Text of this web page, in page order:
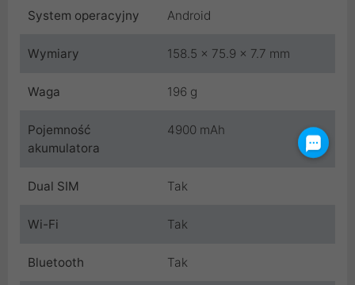
System operacyjny Android
Wymiary 158.5 x 75.9 x 7.7 mm
Waga 196 g
Pojemność
akumulatora
4900 mAh
Dual SIM Tak
Wi-Fi Tak
Bluetooth Tak